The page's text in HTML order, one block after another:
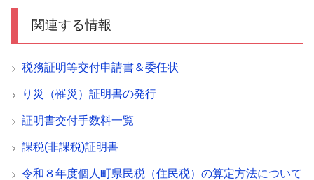
関連する情報
税務証明等交付申請書＆委任状
り災（罹災）証明書の発行
証明書交付手数料一覧
課税(非課税)証明書
令和８年度個人町県民税（住民税）の算定方法について